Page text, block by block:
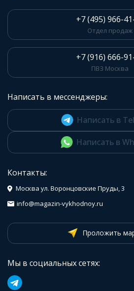
+7 (495) 966-
Отдел продаж
+7 (916) 666-
ПВЗ Москва
Написать в мессенджеры:
Написать в
Написать в
Контакты:
Москва ул. Воронцовские Пруды, 3
info@magazin-vykhodnoy.ru
Проложить
Мы в социальных сетях: